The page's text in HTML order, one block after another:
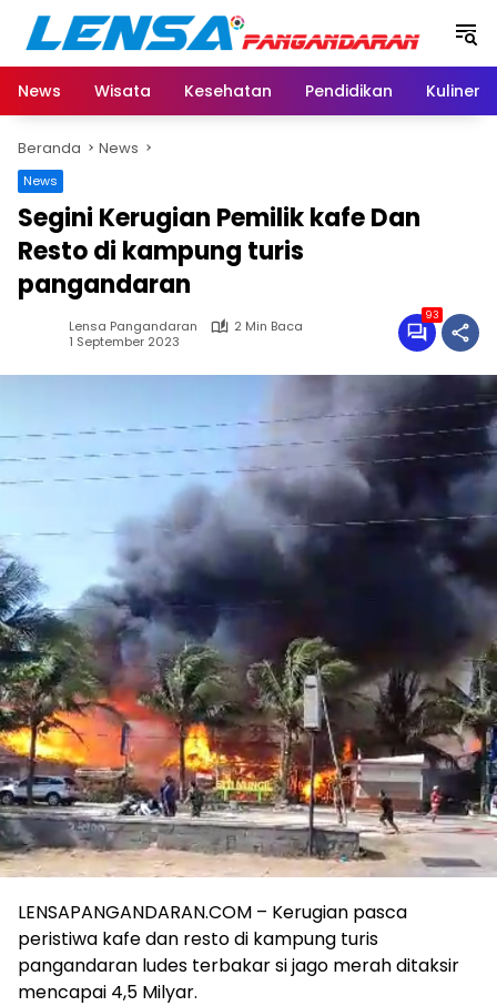
Langsung
konten
News
Wisata Kesehatan Pendidikan Kuliner
Beranda News
News
Segini Kerugian Pemilik kafe Dan
Resto di kampung turis
pangandaran
Lensa Pangandaran
2 Min Baca
1 September 2023
93
LENSAPANGANDARAN.COM – Kerugian pasca
peristiwa kafe dan resto di kampung turis
pangandaran ludes terbakar si jago merah ditaksir
mencapai 4,5 Milyar.